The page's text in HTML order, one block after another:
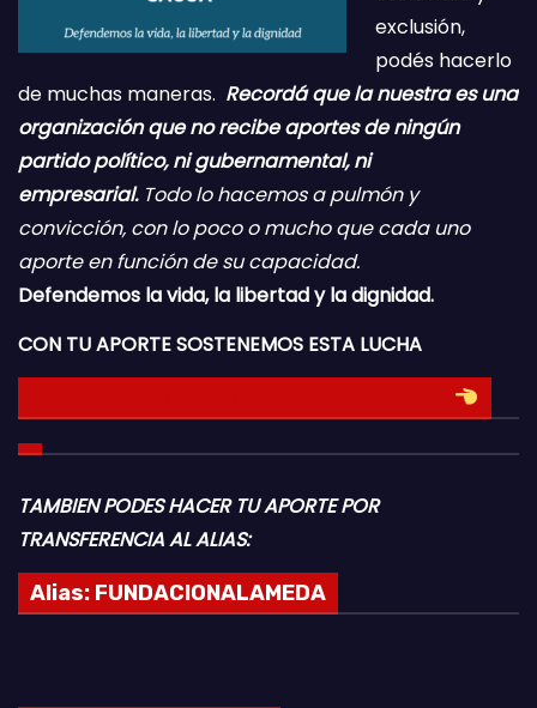
exclusión,
podés hacerlo
de muchas maneras. Recordá que la nuestra es una
organización que no recibe aportes de ningún
partido político, ni gubernamental, ni
empresarial.Todo lo hacemos a pulmón y
convicción, con lo poco o mucho que cada uno
aporte en función de su capacidad.
Defendemos la vida, la libertad y la dignidad.
CON TU APORTE SOSTENEMOS ESTA LUCHA
TAMBIEN PODES HACER TU APORTE POR
TRANSFERENCIA AL ALIAS:
Alias: FUNDACIONALAMEDA